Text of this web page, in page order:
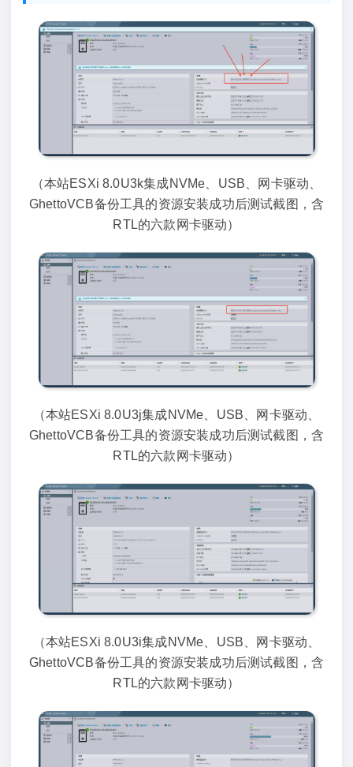
（本站ESXi 8.0U3k集成NVMe、USB、网卡驱动、
GhettoVCB备份工具的资源安装成功后测试截图，含
RTL的六款网卡驱动）
（本站ESXi 8.0U3j集成NVMe、USB、网卡驱动、
GhettoVCB备份工具的资源安装成功后测试截图，含
RTL的六款网卡驱动）
（本站ESXi 8.0U3i集成NVMe、USB、网卡驱动、
GhettoVCB备份工具的资源安装成功后测试截图，含
RTL的六款网卡驱动）